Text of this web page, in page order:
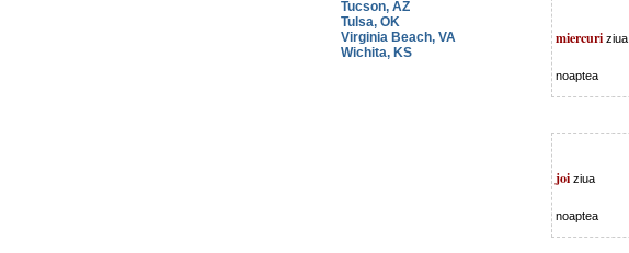
Tucson, AZ
Tulsa, OK
Virginia Beach, VA
Wichita, KS
miercuri ziua
noaptea
joi ziua
noaptea